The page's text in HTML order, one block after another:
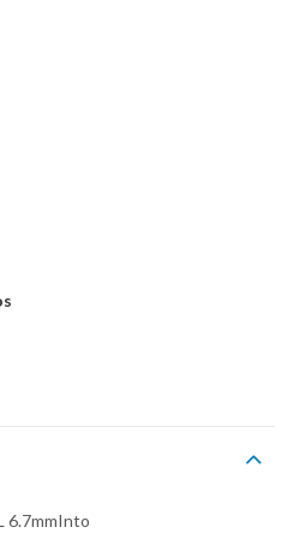
6.7mmInto quantity
6.7mmInto